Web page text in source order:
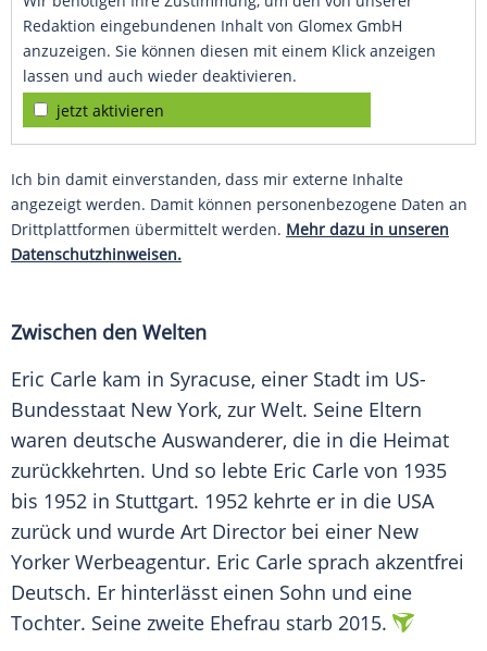
Redaktion eingebundenen Inhalt von Glomex GmbH
anzuzeigen. Sie können diesen mit einem Klick anzeigen
lassen und auch wieder deaktivieren.
jetzt aktivieren
Ich bin damit einverstanden, dass mir externe Inhalte
angezeigt werden. Damit können personenbezogene Daten an
Drittplattformen übermittelt werden. Mehr dazu in unseren
Datenschutzhinweisen.
Zwischen den Welten
Eric Carle kam in Syracuse, einer Stadt im US-
Bundesstaat New York, zur Welt. Seine Eltern
waren deutsche Auswanderer, die in die Heimat
zurückkehrten. Und so lebte Eric Carle von 1935
bis 1952 in Stuttgart. 1952 kehrte er in die USA
zurück und wurde Art Director bei einer New
Yorker Werbeagentur. Eric Carle sprach akzentfrei
Deutsch. Er hinterlässt einen Sohn und eine
Tochter. Seine zweite Ehefrau starb 2015.